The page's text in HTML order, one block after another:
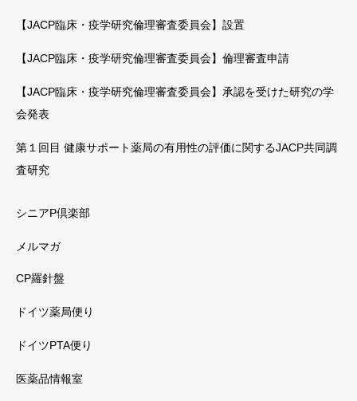
【JACP臨床・疫学研究倫理審査委員会】設置
【JACP臨床・疫学研究倫理審査委員会】倫理審査申請
【JACP臨床・疫学研究倫理審査委員会】承認を受けた研究の学
会発表
第１回目 健康サポート薬局の有用性の評価に関するJACP共同調
査研究
シニアP倶楽部
メルマガ
CP羅針盤
ドイツ薬局便り
ドイツPTA便り
医薬品情報室